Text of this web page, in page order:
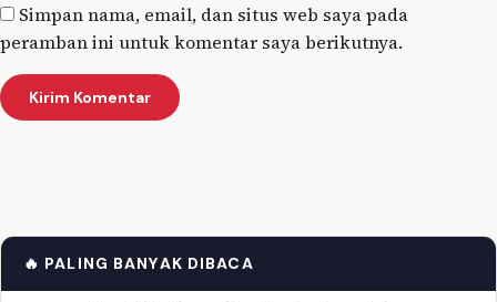
Simpan nama, email, dan situs web saya pada
peramban ini untuk komentar saya berikutnya.
🔥 PALING BANYAK DIBACA